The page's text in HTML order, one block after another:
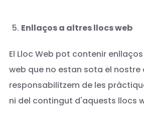
Enllaços a altres llocs web
El Lloc Web pot contenir
web que no estan sota el nostre
responsabilitzem de les
ni del contingut d'aquests llocs